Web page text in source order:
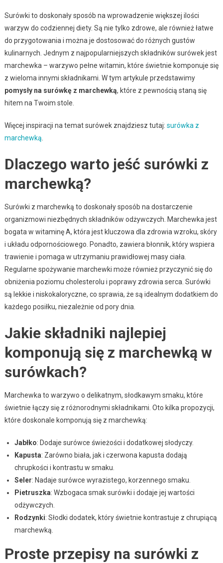
Surówki to doskonały sposób na wprowadzenie większej ilości
warzyw do codziennej diety. Są nie tylko zdrowe, ale również łatwe
do przygotowania i można je dostosować do różnych gustów
kulinarnych. Jednym z najpopularniejszych składników surówek jest
marchewka – warzywo pełne witamin, które świetnie komponuje się
z wieloma innymi składnikami. W tym artykule przedstawimy
pomysły na surówkę z marchewką, które z pewnością staną się
hitem na Twoim stole.
Więcej inspiracji na temat surówek znajdziesz tutaj: surówka z
marchewką
Dlaczego warto jeść surówki z
marchewką?
Surówki z marchewką to doskonały sposób na dostarczenie
organizmowi niezbędnych składników odżywczych. Marchewka jest
bogata w witaminę A, która jest kluczowa dla zdrowia wzroku, skóry
i układu odpornościowego. Ponadto, zawiera błonnik, który wspiera
trawienie i pomaga w utrzymaniu prawidłowej masy ciała.
Regularne spożywanie marchewki może również przyczynić się do
obniżenia poziomu cholesterolu i poprawy zdrowia serca. Surówki
są lekkie i niskokaloryczne, co sprawia, że są idealnym dodatkiem do
każdego posiłku, niezależnie od pory dnia.
Jakie składniki najlepiej
komponują się z marchewką w
surówkach?
Marchewka to warzywo o delikatnym, słodkawym smaku, które
świetnie łączy się z różnorodnymi składnikami. Oto kilka propozycji,
które doskonale komponują się z marchewką:
Jabłko: Dodaje surówce świeżości i dodatkowej słodyczy.
Kapusta: Zarówno biała, jak i czerwona kapusta dodają
chrupkości i kontrastu w smaku.
Seler: Nadaje surówce wyrazistego, korzennego smaku.
Pietruszka: Wzbogaca smak surówki i dodaje jej wartości
odżywczych.
Rodzynki: Słodki dodatek, który świetnie kontrastuje z chrupiącą
marchewką.
Proste przepisy na surówki z